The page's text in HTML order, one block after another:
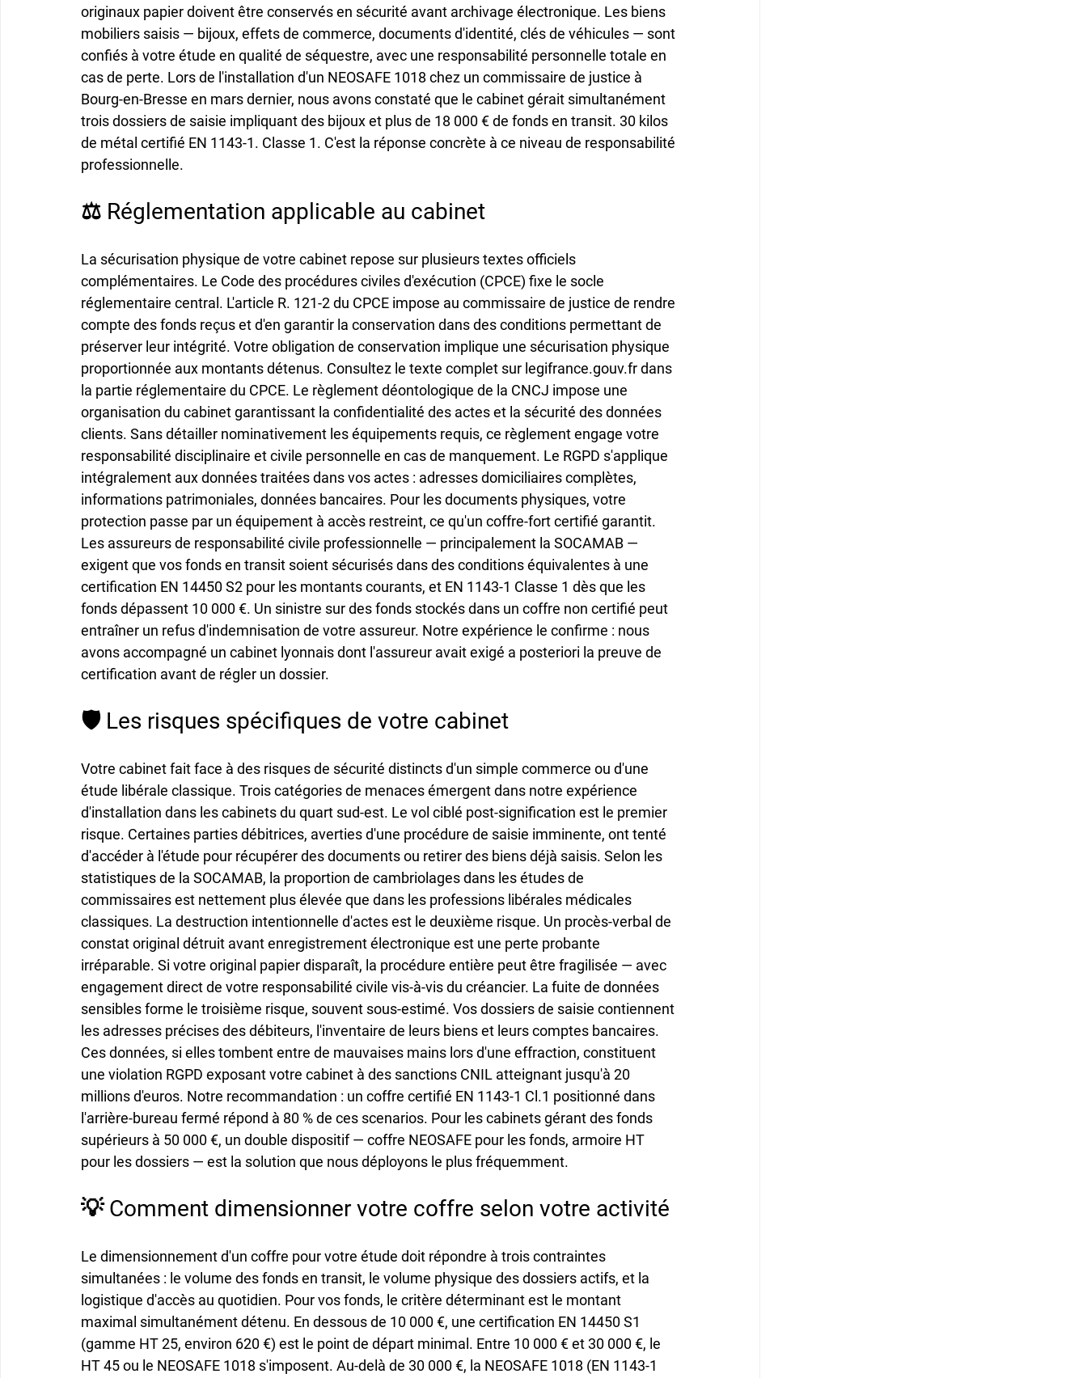
originaux papier doivent être conservés en sécurité avant archivage électronique. Les biens
mobiliers saisis — bijoux, effets de commerce, documents d'identité, clés de véhicules — sont
confiés à votre étude en qualité de séquestre, avec une responsabilité personnelle totale en
cas de perte. Lors de l'installation d'un NEOSAFE 1018 chez un commissaire de justice à
Bourg-en-Bresse en mars dernier, nous avons constaté que le cabinet gérait simultanément
trois dossiers de saisie impliquant des bijoux et plus de 18 000 € de fonds en transit. 30 kilos
de métal certifié EN 1143-1. Classe 1. C'est la réponse concrète à ce niveau de responsabilité
professionnelle.
⚖️ Réglementation applicable au cabinet
La sécurisation physique de votre cabinet repose sur plusieurs textes officiels
complémentaires. Le Code des procédures civiles d'exécution (CPCE) fixe le socle
réglementaire central. L'article R. 121-2 du CPCE impose au commissaire de justice de rendre
compte des fonds reçus et d'en garantir la conservation dans des conditions permettant de
préserver leur intégrité. Votre obligation de conservation implique une sécurisation physique
proportionnée aux montants détenus. Consultez le texte complet sur legifrance.gouv.fr dans
la partie réglementaire du CPCE. Le règlement déontologique de la CNCJ impose une
organisation du cabinet garantissant la confidentialité des actes et la sécurité des données
clients. Sans détailler nominativement les équipements requis, ce règlement engage votre
responsabilité disciplinaire et civile personnelle en cas de manquement. Le RGPD s'applique
intégralement aux données traitées dans vos actes : adresses domiciliaires complètes,
informations patrimoniales, données bancaires. Pour les documents physiques, votre
protection passe par un équipement à accès restreint, ce qu'un coffre-fort certifié garantit.
Les assureurs de responsabilité civile professionnelle — principalement la SOCAMAB —
exigent que vos fonds en transit soient sécurisés dans des conditions équivalentes à une
certification EN 14450 S2 pour les montants courants, et EN 1143-1 Classe 1 dès que les
fonds dépassent 10 000 €. Un sinistre sur des fonds stockés dans un coffre non certifié peut
entraîner un refus d'indemnisation de votre assureur. Notre expérience le confirme : nous
avons accompagné un cabinet lyonnais dont l'assureur avait exigé a posteriori la preuve de
certification avant de régler un dossier.
🛡️ Les risques spécifiques de votre cabinet
Votre cabinet fait face à des risques de sécurité distincts d'un simple commerce ou d'une
étude libérale classique. Trois catégories de menaces émergent dans notre expérience
d'installation dans les cabinets du quart sud-est. Le vol ciblé post-signification est le premier
risque. Certaines parties débitrices, averties d'une procédure de saisie imminente, ont tenté
d'accéder à l'étude pour récupérer des documents ou retirer des biens déjà saisis. Selon les
statistiques de la SOCAMAB, la proportion de cambriolages dans les études de
commissaires est nettement plus élevée que dans les professions libérales médicales
classiques. La destruction intentionnelle d'actes est le deuxième risque. Un procès-verbal de
constat original détruit avant enregistrement électronique est une perte probante
irréparable. Si votre original papier disparaît, la procédure entière peut être fragilisée — avec
engagement direct de votre responsabilité civile vis-à-vis du créancier. La fuite de données
sensibles forme le troisième risque, souvent sous-estimé. Vos dossiers de saisie contiennent
les adresses précises des débiteurs, l'inventaire de leurs biens et leurs comptes bancaires.
Ces données, si elles tombent entre de mauvaises mains lors d'une effraction, constituent
une violation RGPD exposant votre cabinet à des sanctions CNIL atteignant jusqu'à 20
millions d'euros. Notre recommandation : un coffre certifié EN 1143-1 Cl.1 positionné dans
l'arrière-bureau fermé répond à 80 % de ces scenarios. Pour les cabinets gérant des fonds
supérieurs à 50 000 €, un double dispositif — coffre NEOSAFE pour les fonds, armoire HT
pour les dossiers — est la solution que nous déployons le plus fréquemment.
💡 Comment dimensionner votre coffre selon votre activité
Le dimensionnement d'un coffre pour votre étude doit répondre à trois contraintes
simultanées : le volume des fonds en transit, le volume physique des dossiers actifs, et la
logistique d'accès au quotidien. Pour vos fonds, le critère déterminant est le montant
maximal simultanément détenu. En dessous de 10 000 €, une certification EN 14450 S1
(gamme HT 25, environ 620 €) est le point de départ minimal. Entre 10 000 € et 30 000 €, le
HT 45 ou le NEOSAFE 1018 s'imposent. Au-delà de 30 000 €, la NEOSAFE 1018 (EN 1143-1